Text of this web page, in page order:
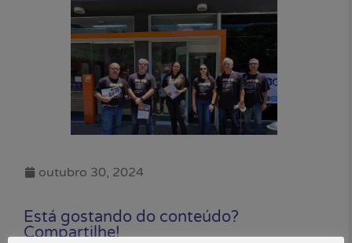
outubro 30, 2024
Está gostando do conteúdo?
Compartilhe!